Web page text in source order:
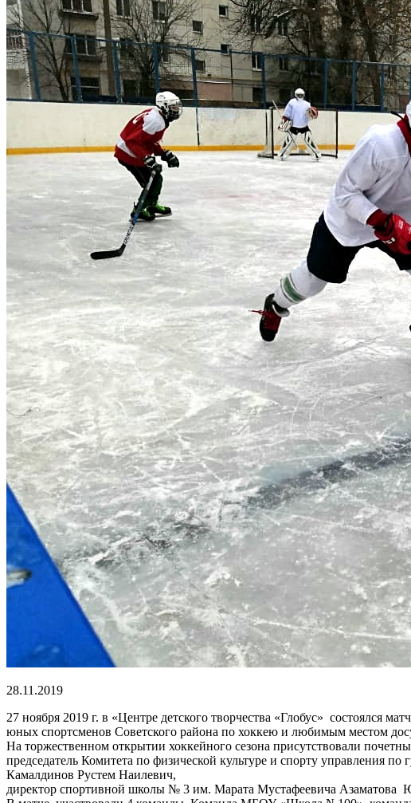
28.11.2019
27 ноября 2019 г. в «Центре детского творчества «Глобус» состоялся
юных спортсменов Советского района по хоккею и любимым местом
На торжественном открытии хоккейного сезона присутствовали
председатель Комитета по физической культуре и спорту управления
Камалдинов Рустем Наилевич,
директор спортивной школы № 3 им. Марата Мустафеевича Азаматова